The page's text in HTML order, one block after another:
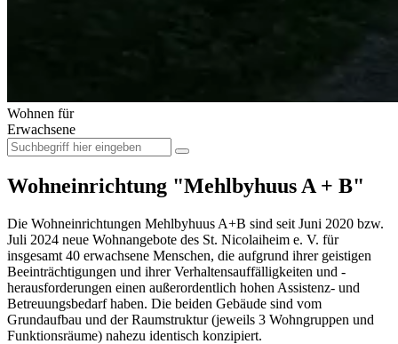
Wohnen für
Erwachsene
Wohneinrichtung "Mehlbyhuus A + B"
Die Wohneinrichtungen Mehlbyhuus A+B sind seit Juni 2020 bzw.
Juli 2024 neue Wohnangebote des St. Nicolaiheim e. V. für
insgesamt 40 erwachsene Menschen, die aufgrund ihrer geistigen
Beeinträchtigungen und ihrer Verhaltensauffälligkeiten und -
herausforderungen einen außerordentlich hohen Assistenz- und
Betreuungsbedarf haben. Die beiden Gebäude sind vom
Grundaufbau und der Raumstruktur (jeweils 3 Wohngruppen und
Funktionsräume) nahezu identisch konzipiert.